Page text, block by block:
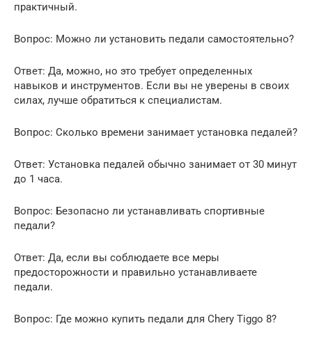
практичный.
Вопрос: Можно ли установить педали самостоятельно?
Ответ: Да, можно, но это требует определенных
навыков и инструментов. Если вы не уверены в своих
силах, лучше обратиться к специалистам.
Вопрос: Сколько времени занимает установка педалей?
Ответ: Установка педалей обычно занимает от 30 минут
до 1 часа.
Вопрос: Безопасно ли устанавливать спортивные
педали?
Ответ: Да, если вы соблюдаете все меры
предосторожности и правильно устанавливаете
педали.
Вопрос: Где можно купить педали для Chery Tiggo 8?